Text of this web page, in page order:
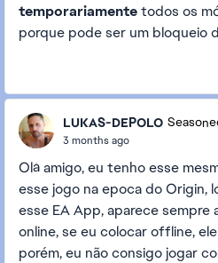
temporariamentetodos os
porque pode ser um bloqueio
LUKAS-DEPOLO
3 months ago
Olá amigo, eu tenho esse
esse jogo na epoca do Origin,
esse EA App, aparece sempre
online, se eu colocar offline,
porém, eu não consigo jogar